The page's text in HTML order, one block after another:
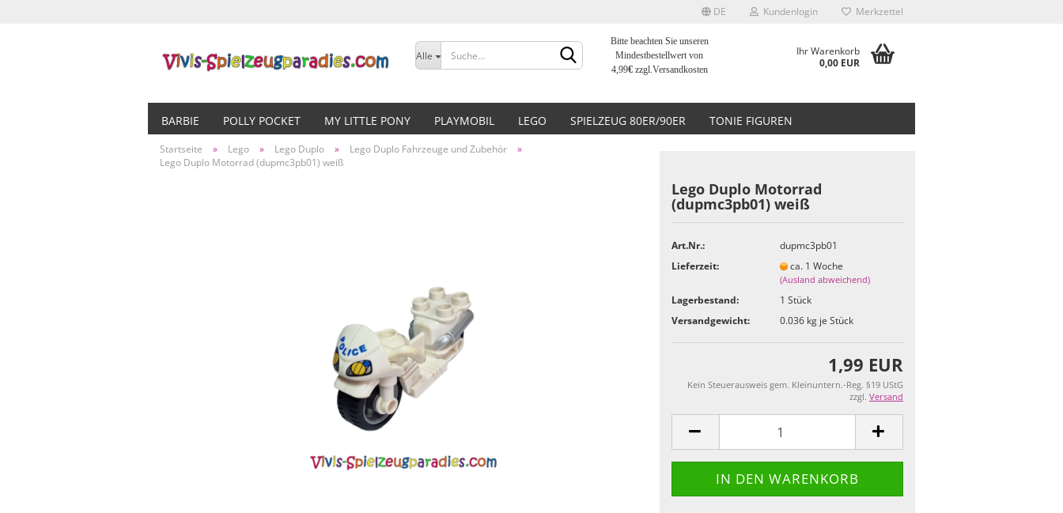
DE
Sprache auswählen
Lieferland
Kundenlogin
Passwort vergessen?
Merkzettel
Alle
Bitte beachten Sie unseren
Mindestbestellwert von
4,99€zzgl.Versandkosten
Ihr Warenkorb
0,00 EUR
BARBIE POLLY POCKET MY LITTLE PONY PLAYMOBIL LEGO SPIELZEUG 80ER/90ER TONIE FIGUREN
Startseite » Lego » Lego Duplo » Lego Duplo Fahrzeuge und Zubehör
»
Lego Duplo Motorrad (dupmc3pb01) weiß
Lego Duplo Motorrad
(dupmc3pb01) weiß
Art.Nr.:
dupmc3pb01
Lieferzeit:
ca. 1 Woche
(Ausland abweichend)
Lagerbestand: 1 Stück
Versandgewicht:
0.036kg je Stück
1,99 EUR
Kein Steuerausweis gem. Kleinuntern.-Reg. §19 UStG
zzgl. Versand